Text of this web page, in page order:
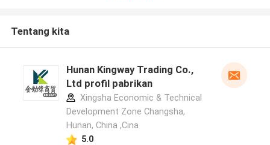
Tentang kita
Hunan Kingway Trading Co.,
Ltd profil pabrikan
Xingsha Economic & Technical
Development Zone Changsha,
Hunan, China ,Cina
5.0